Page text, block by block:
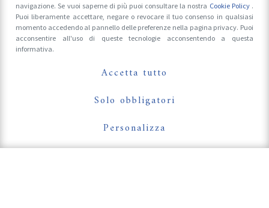
Accrediti Stampa e Fotografi
Follow Us On
navigazione. Se vuoi saperne di più puoi consultare la nostra Cookie Policy .
Puoi liberamente accettare, negare o revocare il tuo consenso in qualsiasi
momento accedendo al pannello delle preferenze nella pagina privacy. Puoi
acconsentire all'uso di queste tecnologie acconsentendo a questa
informativa.
Accetta tutto
Solo obbligatori
Personalizza